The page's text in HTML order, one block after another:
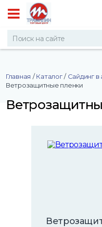
Главная / Каталог / Сайдинг
Ветрозащитные пленки